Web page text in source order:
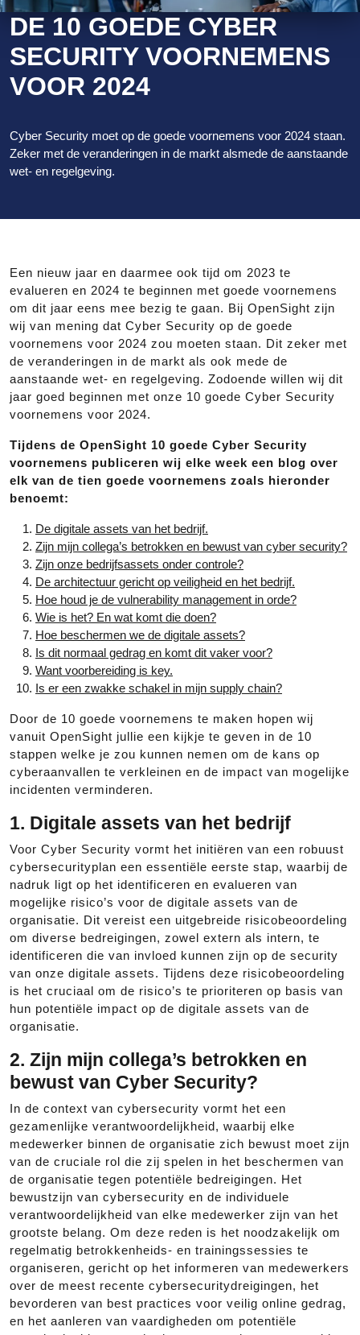
DE 10 GOEDE CYBER
SECURITY VOORNEMENS
VOOR 2024
Cyber Security moet op de goede voornemens voor 2024 staan.
Zeker met de veranderingen in de markt alsmede de aanstaande
wet- en regelgeving.
Een nieuw jaar en daarmee ook tijd om 2023 te
evalueren en 2024 te beginnen met goede voornemens
om dit jaar eens mee bezig te gaan. Bij OpenSight zijn
wij van mening dat Cyber Security op de goede
voornemens voor 2024 zou moeten staan. Dit zeker met
de veranderingen in de markt als ook mede de
aanstaande wet- en regelgeving. Zodoende willen wij dit
jaar goed beginnen met onze 10 goede Cyber Security
voornemens voor 2024.
Tijdens de OpenSight 10 goede Cyber Security
voornemens publiceren wij elke week een blog over
elk van de tien goede voornemens zoals hieronder
benoemt:
De digitale assets van het bedrijf.
Zijn mijn collega’s betrokken en bewust van cyber security?
Zijn onze bedrijfsassets onder controle?
De architectuur gericht op veiligheid en het bedrijf.
Hoe houd je de vulnerability management in orde?
Wie is het? En wat komt die doen?
Hoe beschermen we de digitale assets?
Is dit normaal gedrag en komt dit vaker voor?
Want voorbereiding is key.
Is er een zwakke schakel in mijn supply chain?
Door de 10 goede voornemens te maken hopen wij
vanuit OpenSight jullie een kijkje te geven in de 10
stappen welke je zou kunnen nemen om de kans op
cyberaanvallen te verkleinen en de impact van mogelijke
incidenten verminderen.
1. Digitale assets van het bedrijf
Voor Cyber Security vormt het initiëren van een robuust
cybersecurityplan een essentiële eerste stap, waarbij de
nadruk ligt op het identificeren en evalueren van
mogelijke risico’s voor de digitale assets van de
organisatie. Dit vereist een uitgebreide risicobeoordeling
om diverse bedreigingen, zowel extern als intern, te
identificeren die van invloed kunnen zijn op de security
van onze digitale assets. Tijdens deze risicobeoordeling
is het cruciaal om de risico’s te prioriteren op basis van
hun potentiële impact op de digitale assets van de
organisatie.
2. Zijn mijn collega’s betrokken en
bewust van Cyber Security?
In de context van cybersecurity vormt het een
gezamenlijke verantwoordelijkheid, waarbij elke
medewerker binnen de organisatie zich bewust moet zijn
van de cruciale rol die zij spelen in het beschermen van
de organisatie tegen potentiële bedreigingen. Het
bewustzijn van cybersecurity en de individuele
verantwoordelijkheid van elke medewerker zijn van het
grootste belang. Om deze reden is het noodzakelijk om
regelmatig betrokkenheids- en trainingssessies te
organiseren, gericht op het informeren van medewerkers
over de meest recente cybersecuritydreigingen, het
bevorderen van best practices voor veilig online gedrag,
en het aanleren van vaardigheden om potentiële